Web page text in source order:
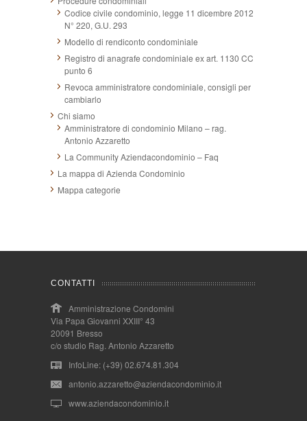
Codice civile condominio, legge 11 dicembre 2012
N° 220, G.U. 293
Modello di rendiconto condominiale
Registro di anagrafe condominiale ex art. 1130 CC
punto 6
Revoca amministratore condominiale, consigli per
cambiarlo
Chi siamo
Amministratore di condominio Milano – rag.
Antonio Azzaretto
La Community Aziendacondominio – Faq
La mappa di Azienda Condominio
Mappa categorie
CONTATTI
Amministrazione Condomini
Via Papa Giovanni XXIII° 43
20091 Bresso
c/o studio Rag. Antonio Azzaretto
InfoLine: (+39) 02.674.81.304
antonio.azzaretto@aziendacondominio.it
www.aziendacondominio.it